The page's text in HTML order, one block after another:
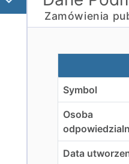
Zamówienia
7.2026
Symbol
Osoba
Data